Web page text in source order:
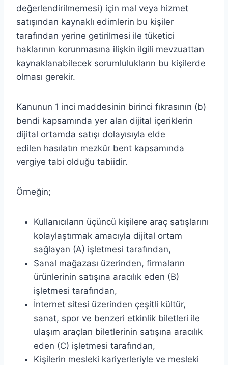
değerlendirilmemesi) için mal veya hizmet
satışından kaynaklı edimlerin bu kişiler
tarafından yerine getirilmesi ile tüketici
haklarının korunmasına ilişkin ilgili mevzuattan
kaynaklanabilecek sorumlulukların bu kişilerde
olması gerekir.
Kanunun 1 inci maddesinin birinci fıkrasının (b)
bendi kapsamında yer alan dijital içeriklerin
dijital ortamda satışı dolayısıyla elde
edilen hasılatın mezkûr bent kapsamında
vergiye tabi olduğu tabiidir.
Örneğin;
Kullanıcıların üçüncü kişilere araç satışlarını
kolaylaştırmak amacıyla dijital ortam
sağlayan (A) işletmesi tarafından,
Sanal mağazası üzerinden, firmaların
ürünlerinin satışına aracılık eden (B)
işletmesi tarafından,
İnternet sitesi üzerinden çeşitli kültür,
sanat, spor ve benzeri etkinlik biletleri ile
ulaşım araçları biletlerinin satışına aracılık
eden (C) işletmesi tarafından,
Kişilerin mesleki kariyerleriyle ve mesleki